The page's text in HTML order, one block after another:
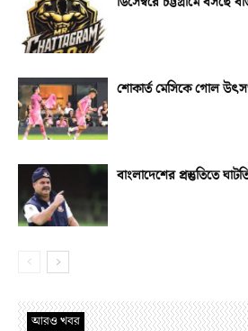
শোকার্ত মেসিকে গোল
বাংলাদেশের প্রস্তুতিতে
আরও খবর